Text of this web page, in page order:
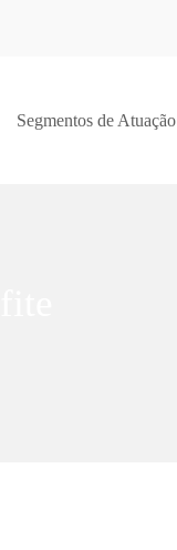
Segmentos de Atuação